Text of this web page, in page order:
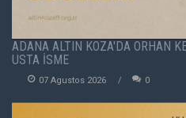
ADANA ALTIN KOZA'DA ORHAN
USTA İSME
07 Agustos 2026 0